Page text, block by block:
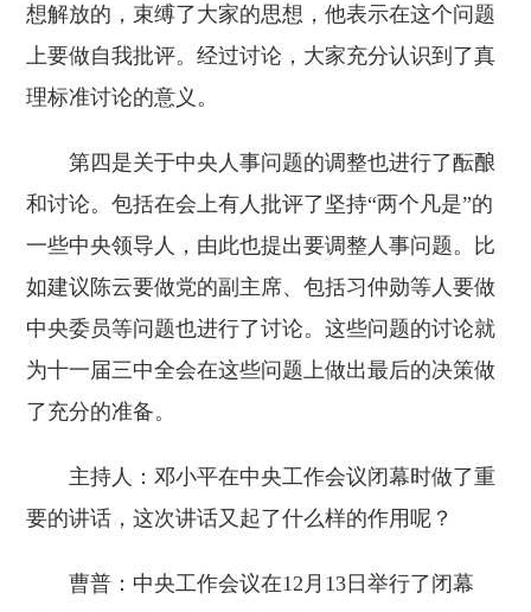
想解放的，束缚了大家的思想，他表示在这个问题
上要做自我批评。经过讨论，大家充分认识到了真
理标准讨论的意义。
第四是关于中央人事问题的调整也进行了酝酿
和讨论。包括在会上有人批评了坚持“两个凡是”的
一些中央领导人，由此也提出要调整人事问题。比
如建议陈云要做党的副主席、包括习仲勋等人要做
中央委员等问题也进行了讨论。这些问题的讨论就
为十一届三中全会在这些问题上做出最后的决策做
了充分的准备。
主持人：邓小平在中央工作会议闭幕时做了重
要的讲话，这次讲话又起了什么样的作用呢？
曹普：中央工作会议在12月13日举行了闭幕